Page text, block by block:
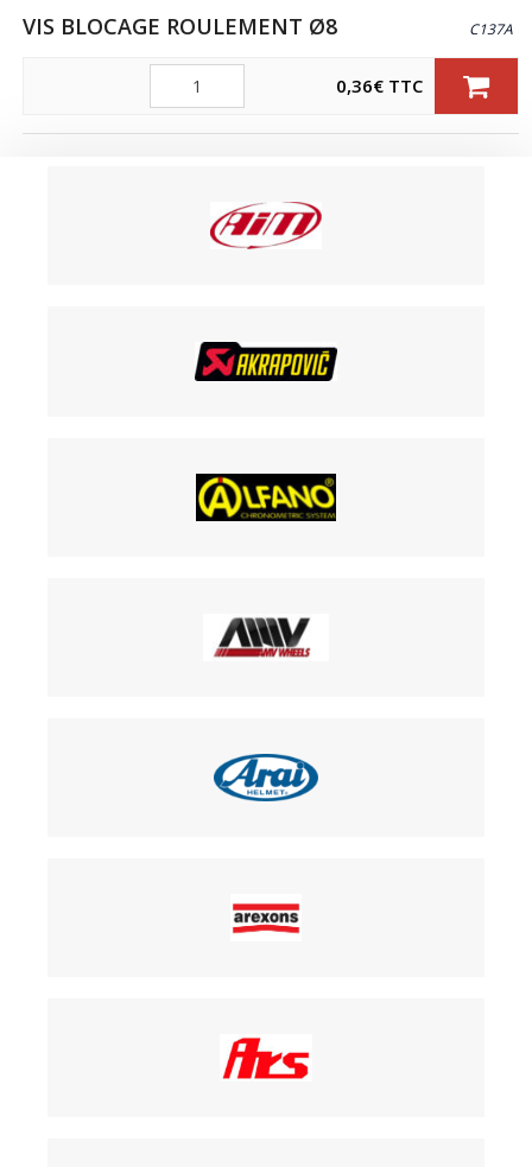
VIS BLOCAGE ROULEMENT Ø8 C137A
0,36€ TTC